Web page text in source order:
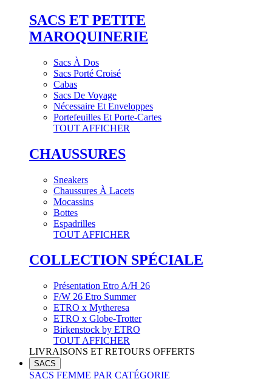
SACS ET PETITE
MAROQUINERIE
Sacs À Dos
Sacs Porté Croisé
Cabas
Sacs De Voyage
Nécessaire Et Enveloppes
Portefeuilles Et Porte-Cartes
TOUT AFFICHER
CHAUSSURES
Sneakers
Chaussures À Lacets
Mocassins
Bottes
Espadrilles
TOUT AFFICHER
COLLECTION SPÉCIALE
Présentation Etro A/H 26
F/W 26 Etro Summer
ETRO x Mytheresa
ETRO x Globe-Trotter
Birkenstock by ETRO
TOUT AFFICHER
LIVRAISONS ET RETOURS OFFERTS
SACS
SACS FEMME PAR CATÉGORIE